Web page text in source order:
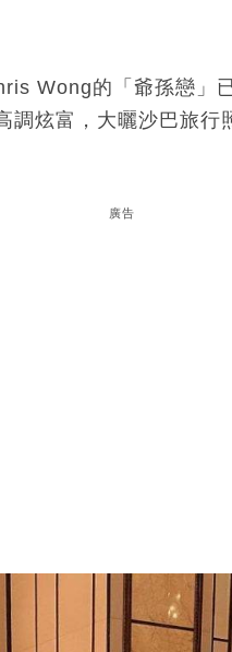
Wong的「爺孫戀」
調炫富，大曬沙巴旅行
廣告